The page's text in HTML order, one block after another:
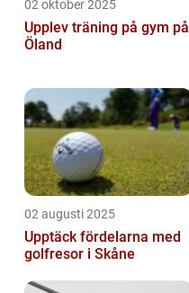
02 oktober 2025
Upplev träning på gym på
Öland
02 augusti 2025
Upptäck fördelarna med
golfresor i Skåne